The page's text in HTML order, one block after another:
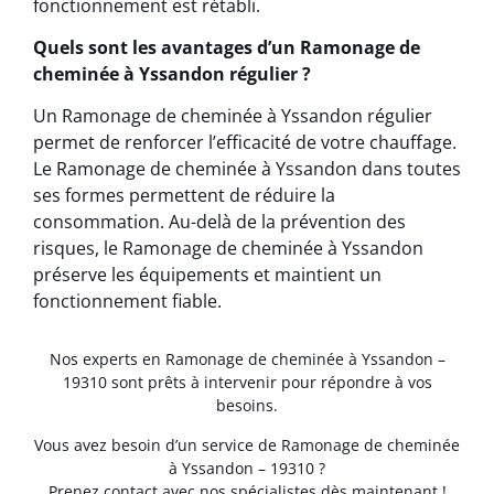
fonctionnement est rétabli.
Quels sont les avantages d’un Ramonage de
cheminée à Yssandon régulier ?
Un Ramonage de cheminée à Yssandon régulier
permet de renforcer l’efficacité de votre chauffage.
Le Ramonage de cheminée à Yssandon dans toutes
ses formes permettent de réduire la
consommation. Au-delà de la prévention des
risques, le Ramonage de cheminée à Yssandon
préserve les équipements et maintient un
fonctionnement fiable.
Nos experts en Ramonage de cheminée à Yssandon –
19310 sont prêts à intervenir pour répondre à vos
besoins.
Vous avez besoin d’un service de Ramonage de cheminée
à Yssandon – 19310 ?